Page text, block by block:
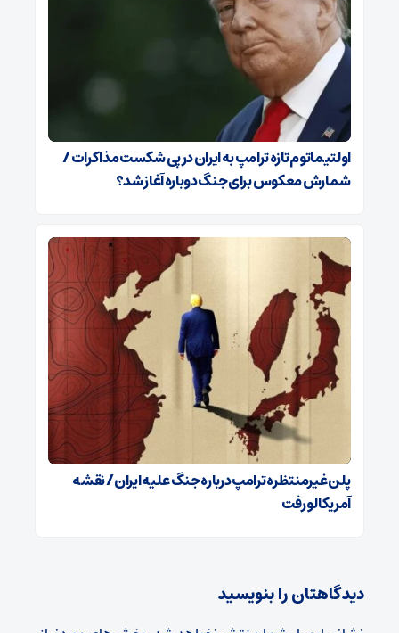
اولتیماتوم تازه ترامپ به ایران در پی شکست مذاکرات /
شمارش معکوس برای جنگ دوباره آغاز شد؟
پلن غیرمنتظره ترامپ درباره جنگ علیه ایران / نقشه
آمریکا لو رفت
دیدگاهتان را بنویسید